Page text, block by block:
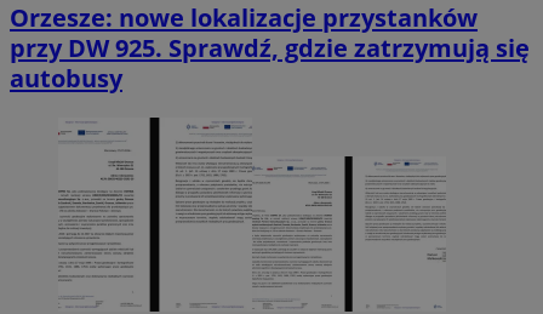
Orzesze: nowe lokalizacje przystanków
przy DW 925. Sprawdź, gdzie zatrzymują się
autobusy